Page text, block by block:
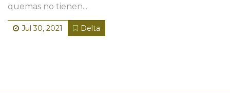
quemas no tienen...
Jul 30, 2021 Delta